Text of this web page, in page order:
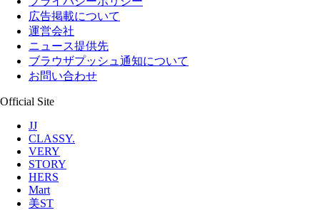
広告掲載について
運営会社
ニュース提供先
ブラウザプッシュ通知について
お問い合わせ
Official Site
JJ
CLASSY.
VERY
STORY
HERS
Mart
美ST